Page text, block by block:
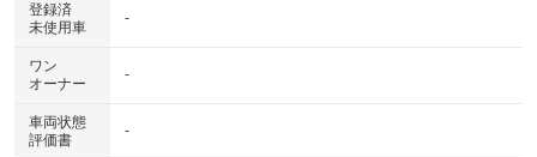
登録済
未使用車
-
ワン
オーナー
-
車両状態
評価書
-